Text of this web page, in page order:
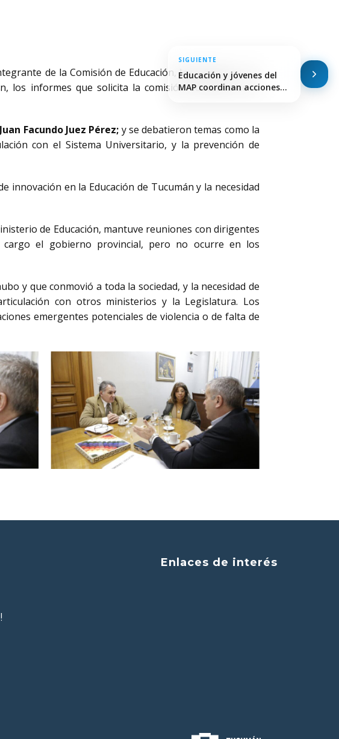
de la Comisión de Educación, José Cano; con el
los informes que solicita la comisión educativa de la
Juan Facundo Juez Pérez; y se debatieron temas como la
con el Sistema Universitario, y la prevención de
en la Educación de Tucumán y la necesidad
de Educación, mantuve reuniones con dirigentes
cargo el gobierno provincial, pero no ocurre en los
y que conmovió a toda la sociedad, y la necesidad de
con otros ministerios y la Legislatura. Los
emergentes potenciales de violencia o de falta de
Enlaces de interés
SIGUIENTE
Educación y jóvenes del
MAP coordinan acciones…